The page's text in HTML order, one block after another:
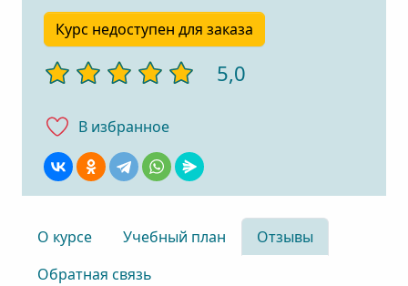
Курс недоступен для заказа
5,0
В избранноe
О курсе Учебный план
Отзывы
Обратная связь